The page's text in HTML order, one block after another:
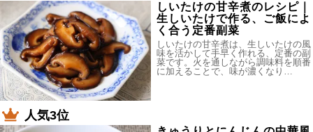
しいたけの甘辛煮のレシピ｜
生しいたけで作る、ご飯によ
く合う定番副菜
しいたけの甘辛煮は、生しいたけの風
味を活かして手早く作れる、定番の副
菜です。火を通しながら調味料を順番
に加えることで、味が濃くなり…
人気3位